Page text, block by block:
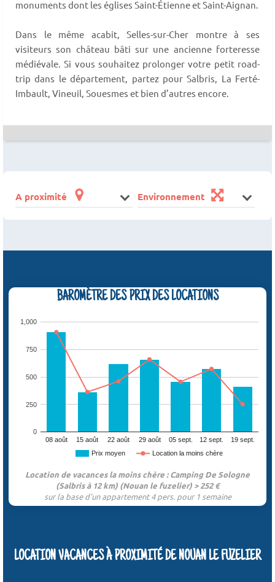
monuments dont les églises Saint-Étienne et Saint-Aignan.
Dans le même acabit, Selles-sur-Cher montre à ses
visiteurs son château bâti sur une ancienne forteresse
médiévale. Si vous souhaitez prolonger votre petit road-
trip dans le département, partez pour Salbris, La Ferté-
Imbault, Vineuil, Souesmes et bien d’autres encore.
A proximité Environnement
BAROMÈTRE DES PRIX DES LOCATIONS
Prix moyen Location la moins chère
08 août 15 août 22 août 29 août 05 sept. 12 sept. 19 sept.
0
250
500
750
1,000
Location de vacances la moins chère : Camping De Sologne
(Salbris à 12 km) (Nouan le fuzelier) > 252 €
sur la base d'un appartement 4 pers. pour 1 semaine
LOCATION VACANCES À PROXIMITÉ DE NOUAN LE FUZELIER